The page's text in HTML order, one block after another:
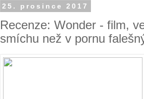
25. prosince 2017
Recenze: Wonder - film,
smíchu než v pornu